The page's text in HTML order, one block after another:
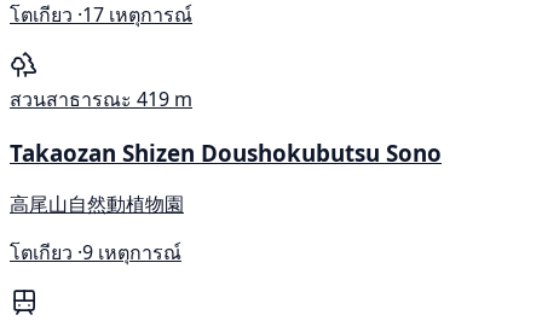
โตเกียว ·17 เหตุการณ์
สวนสาธารณะ 419 m
Takaozan Shizen Doushokubutsu Sono
高尾山自然動植物園
โตเกียว ·9 เหตุการณ์